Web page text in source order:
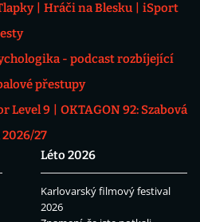
Hráči na Blesku
iSport
- podcast rozbíjející
přestupy
Level 9
OKTAGON 92: Szabová
27
Léto 2026
Karlovarský filmový festival
2026